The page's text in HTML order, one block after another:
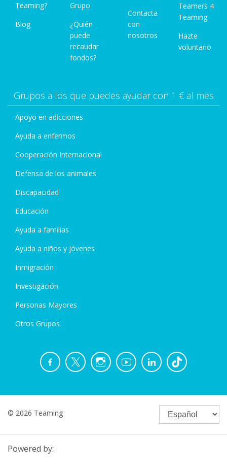
Teaming?
Blog
Grupo
¿Quién
puede
recaudar
fondos?
Contacta
con
nosotros
Teamers 4
Teaming
Hazte
voluntario
Grupos a los que puedes ayudar con 1 € al mes
Apoyo en adicciones
Ayuda a enfermos
Cooperación Internacional
Defensa de los animales
Discapacidad
Educación
Ayuda a familias
Ayuda a niños y jóvenes
Inmigración
Investigación
Personas Mayores
Otros Grupos
© 2026 Teaming
Powered by: